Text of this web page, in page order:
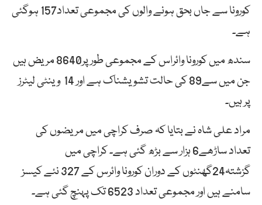
کورونا سے جاں بحق ہونے والوں کی مجموعی تعداد157 ہوگئی
ہے۔
سندھ میں کورونا وائراس کے مجموعی طور پر8640 مریض ہیں
جن میں سے89 کی حالت تشویشناک ہے اور 14 وینٹی لیٹرز
پر ہیں۔
مراد علی شاہ نے بتایا کہ صرف کراچی میں مریضوں کی
تعداد ساڑھے6 ہزار سے بڑھ گئی ہے۔ کراچی میں
گزشتہ24گھنٹوں کے دوران کورونا وائرس کے 327 نئے کیسز
سامنے ہیں اور مجموعی تعداد 6523 تک پہنچ گئی ہے۔